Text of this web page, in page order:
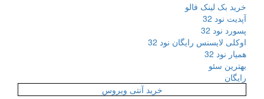
خرید بک لینک فالو
آپدیت نود 32
پسورد نود 32
اوکلی لایسنس رایگان نود 32
همیار نود 32
بهترین سئو
رایگان
خرید آنتی ویروس